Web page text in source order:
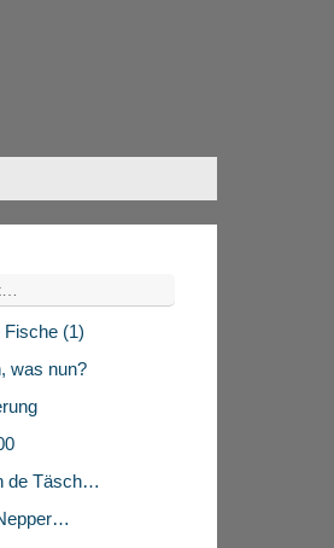
Fische (1)
was nun?
de Täsch…